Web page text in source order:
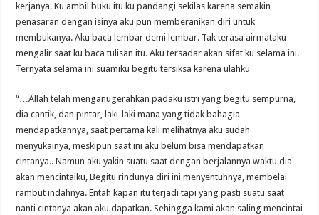
kerjanya. Ku ambil buku itu ku pandangi sekilas karena semakin
penasaran dengan isinya aku pun memberanikan diri untuk
membukanya. Aku baca lembar demi lembar. Tak terasa airmataku
mengalir saat ku baca tulisan itu. Aku tersadar akan sifat ku selama ini.
Ternyata selama ini suamiku begitu tersiksa karena ulahku
“…Allah telah menganugerahkan padaku istri yang begitu sempurna,
dia cantik, dan pintar, laki-laki mana yang tidak bahagia
mendapatkannya, saat pertama kali melihatnya aku sudah
menyukainya, meskipun saat ini aku belum bisa mendapatkan
cintanya.. Namun aku yakin suatu saat dengan berjalannya waktu dia
akan mencintaiku, Begitu rindunya diri ini menyentuhnya, membelai
rambut indahnya. Entah kapan itu terjadi tapi yang pasti suatu saat
nanti cintanya akan aku dapatkan. Sehingga kami akan saling mencintai